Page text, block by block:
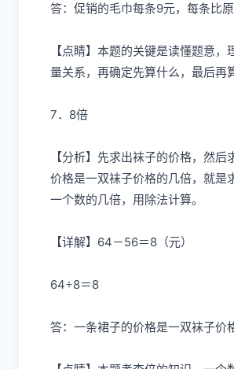
答：促销的毛巾每条9元，每条比原
【点睛】本题的关键是读懂题意，
量关系，再确定先算什么，最后再
7．8倍
【分析】先求出袜子的价格，然后
价格是一双袜子价格的几倍，就是
一个数的几倍，用除法计算。
【详解】64－56＝8（元）
64÷8＝8
答：一条裙子的价格是一双袜子价